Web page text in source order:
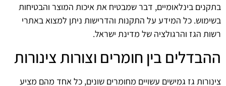
בתקנים בינלאומיים, דבר שמבטיח את איכות המוצר והבטיחות
בשימוש. כל המידע על התקנות והדרישות ניתן למצוא באתרי
רשות הגז והרגולציה של מדינת ישראל.
ההבדלים בין חומרים וצורות צינורות
צינורות גז גמישים עשויים מחומרים שונים, כל אחד מהם מציע